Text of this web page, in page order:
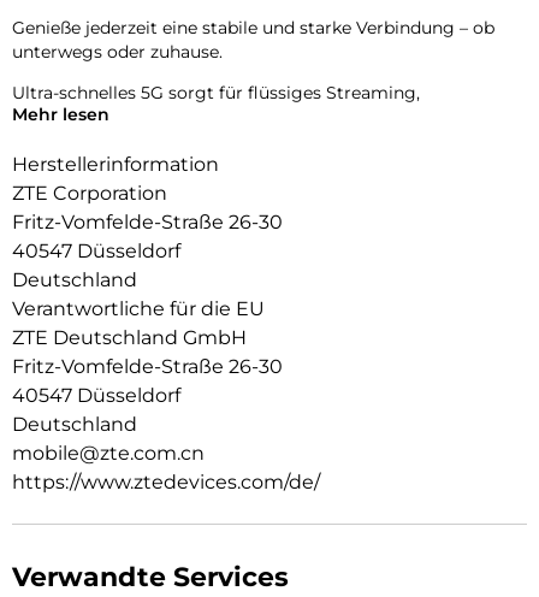
Genieße jederzeit eine stabile und starke Verbindung – ob
unterwegs oder zuhause.
Ultra-schnelles 5G sorgt für flüssiges Streaming,
blitzschnelle Downloads und reibungslose Videoanrufe.
Genieße jederzeit eine stabile und starke Verbindung – ob
unterwegs oder zuhause.
Google Gemini – KI immer an deiner Seite:
Mit der vorinstallierten Gemini App wird dein Smartphone
zum echten KI-Assistenten:
Unterstützung beim Schreiben, Lernen und Brainstormen
Bildgenerierung in Echtzeit:
Mit Text, Stimme, Kamera und Fotos kreativ und produktiv
arbeiten In einigen Versionen muss die App manuell
heruntergeladen werden.
50 MP Dual-Kamera mit kreativen Features:
deine Fotografie.
AI Magic Photos – kreative Bildbearbeitung mit Leichtigkeit
Mehr lesen
Herstellerinformation
ZTE Corporation
Fritz-Vomfelde-Straße 26-30
40547 Düsseldorf
Deutschland
Verantwortliche für die EU
ZTE Deutschland GmbH
Fritz-Vomfelde-Straße 26-30
40547 Düsseldorf
Deutschland
mobile@zte.com.cn
https://www.ztedevices.com/de/
Verwandte Services